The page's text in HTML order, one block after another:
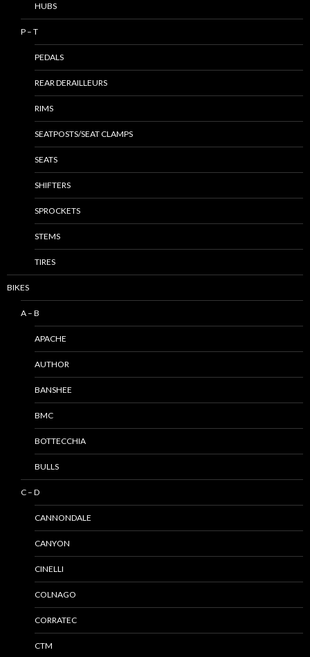
HUBS
P – T
PEDALS
REAR DERAILLEURS
RIMS
SEATPOSTS/SEAT CLAMPS
SEATS
SHIFTERS
SPROCKETS
STEMS
TIRES
BIKES
A – B
APACHE
AUTHOR
BANSHEE
BMC
BOTTECCHIA
BULLS
C – D
CANNONDALE
CANYON
CINELLI
COLNAGO
CORRATEC
CTM